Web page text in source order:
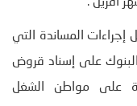
إجراءات المساندة التي
على إسناد قروض
على مواطن الشغل